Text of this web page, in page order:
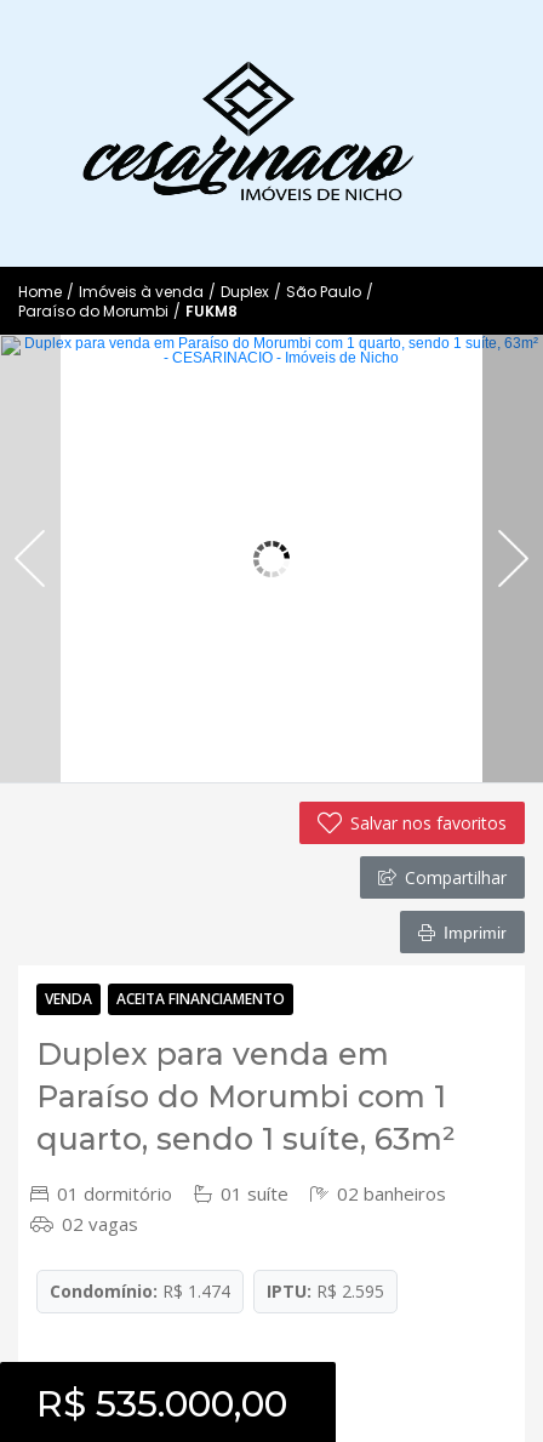
Home / Imóveis à venda / Duplex / São Paulo /
Paraíso do Morumbi / FUKM8
Salvar nos favoritos
Compartilhar
Imprimir
VENDA ACEITA FINANCIAMENTO
Duplex para venda em
Paraíso do Morumbi com 1
quarto, sendo 1 suíte, 63m²
01 dormitório 01 suíte
02 banheiros
02 vagas
Condomínio: R$ 1.474 IPTU: R$ 2.595
R$ 535.000,00